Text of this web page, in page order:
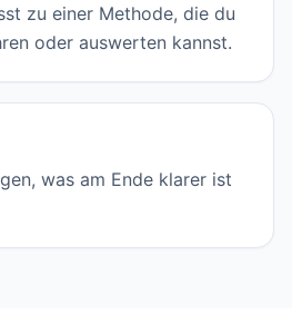
zu einer Methode, die du
oder auswerten kannst.
was am Ende klarer ist